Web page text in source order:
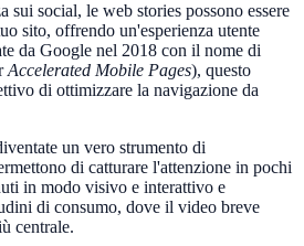
sui social, le web stories possono essere
sito, offrendo un'esperienza utente
da Google nel 2018 con il nome di
Accelerated Mobile Pages), questo
di ottimizzare la navigazione da
un vero strumento di
di catturare l'attenzione in pochi
in modo visivo e interattivo e
di consumo, dove il video breve
centrale.